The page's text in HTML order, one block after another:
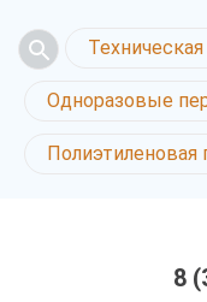
Одноразовые
Полиэтиленовая
8